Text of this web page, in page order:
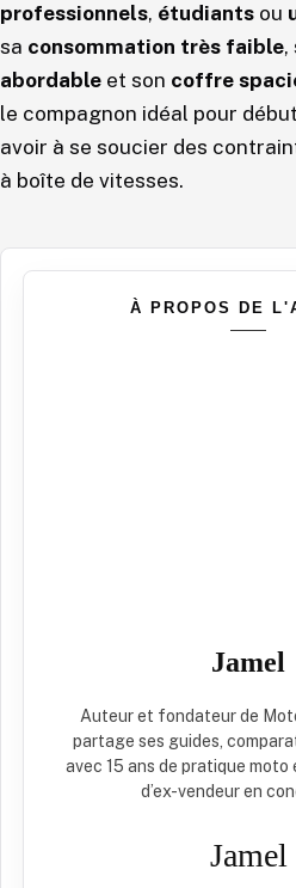
professionnels, étudiants ou
sa consommation très faible,
abordable et son coffre
le compagnon idéal pour
avoir à se soucier des
à boîte de vitesses.
À PROPOS DE
Jamel
Auteur et fondateur de
partage ses guides,
avec 15 ans de pratique moto
d’ex-vendeur en
Jamel